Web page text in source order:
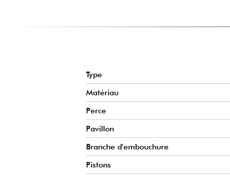
Type
Matériau
Perce
Pavillon
Branche d'embouchure
Pistons